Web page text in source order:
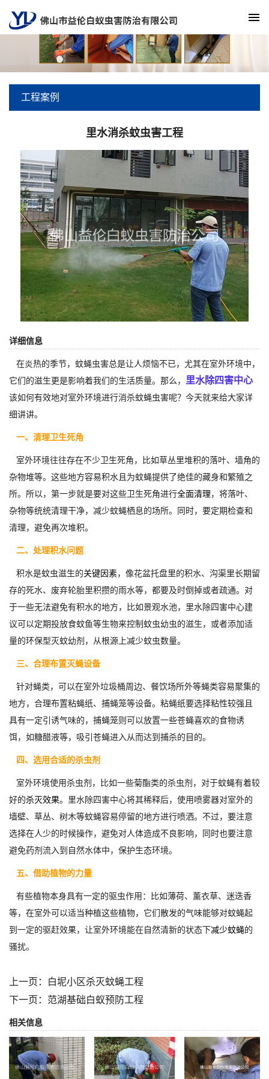
工程案例
里水消杀蚊虫害工程
详细信息
在炎热的季节，蚊蝇虫害总是让人烦恼不已，尤其在室外环境中，
它们的滋生更是影响着我们的生活质量。那么，
里水除四害中心
该如何有效地对室外环境进行消杀蚊蝇虫害呢？今天就来给大家详
细讲讲。
一、清理卫生死角
室外环境往往存在不少卫生死角，比如草丛里堆积的落叶、墙角的
杂物堆等。这些地方容易积水且为蚊蝇提供了绝佳的藏身和繁殖之
所。所以，第一步就是要对这些卫生死角进行全面清理，将落叶、
杂物等统统清理干净，减少蚊蝇栖息的场所。同时，要定期检查和
清理，避免再次堆积。
二、处理积水问题
积水是蚊虫滋生的关键因素，像花盆托盘里的积水、沟渠里长期留
存的死水、废弃轮胎里积攒的雨水等，都要及时倒掉或者疏通。对
于一些无法避免有积水的地方，比如景观水池，里水除四害中心建
议可以定期投放食蚊鱼等生物来控制蚊虫幼虫的滋生，或者添加适
量的环保型灭蚊幼剂，从根源上减少蚊虫数量。
三、合理布置灭蝇设备
针对蝇类，可以在室外垃圾桶周边、餐饮场所外等蝇类容易聚集的
地方，合理布置粘蝇纸、捕蝇笼等设备。粘蝇纸要选择粘性较强且
具有一定引诱气味的，捕蝇笼则可以放置一些苍蝇喜欢的食物诱
饵，如糖醋液等，吸引苍蝇进入从而达到捕杀的目的。
四、选用合适的杀虫剂
室外环境使用杀虫剂，比如一些菊酯类的杀虫剂，对于蚊蝇有着较
好的杀灭效果。里水除四害中心将其稀释后，使用喷雾器对室外的
墙壁、草丛、树木等蚊蝇容易停留的地方进行喷洒。不过，要注意
选择在人少的时候操作，避免对人体造成不良影响，同时也要注意
避免药剂流入到自然水体中，保护生态环境。
五、借助植物的力量
有些植物本身具有一定的驱虫作用：比如薄荷、薰衣草、迷迭香
等，在室外可以适当种植这些植物，它们散发的气味能够对蚊蝇起
到一定的驱赶效果，让室外环境能在自然清新的状态下减少蚊蝇的
骚扰。
上一页：
白坭小区杀灭蚊蝇工程
下一页： 范湖基础白蚁预防工程
相关信息